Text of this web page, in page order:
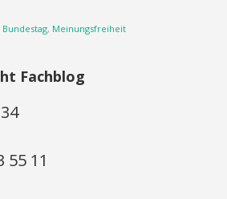
Bundestag, Meinungsfreiheit
Fachblog
55 11